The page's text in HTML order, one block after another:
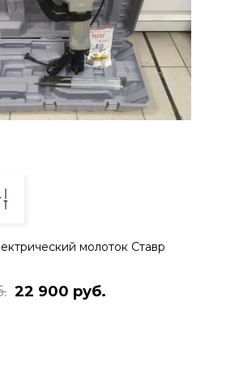
молоток Ставр
22 900 руб.